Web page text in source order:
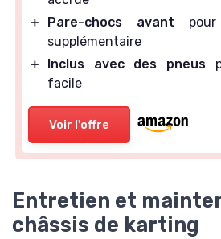
＋
Pare-chocs avant pour
supplémentaire
＋
Inclus avec des pneus
facile
Voir l'offre
Entretien et
châssis de karting